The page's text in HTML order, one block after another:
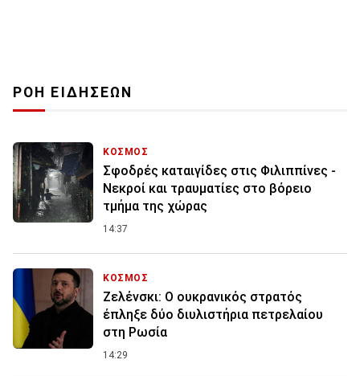
ΡΟΗ ΕΙΔΗΣΕΩΝ
ΚΟΣΜΟΣ
Σφοδρές καταιγίδες στις Φιλιππίνες -
Νεκροί και τραυματίες στο βόρειο
τμήμα της χώρας
14:37
ΚΟΣΜΟΣ
Ζελένσκι: O ουκρανικός στρατός
έπληξε δύο διυλιστήρια πετρελαίου
στη Ρωσία
14:29